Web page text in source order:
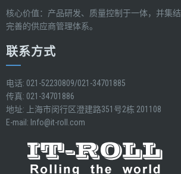
核心价值：产品研发、质量控制于一体，并集结
完善的供应商管理体系。
联系方式
电话: 021-52230809/021-34701885
传真: 021-34701886
地址: 上海市闵行区澄建路351号2栋 201108
E-mail: Info@it-roll.com